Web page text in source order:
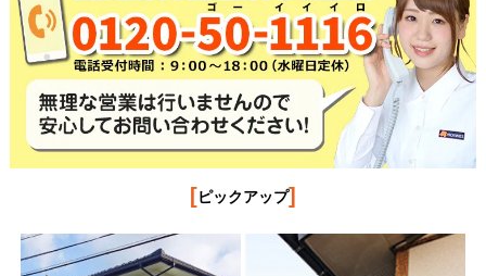
[ピックアップ]